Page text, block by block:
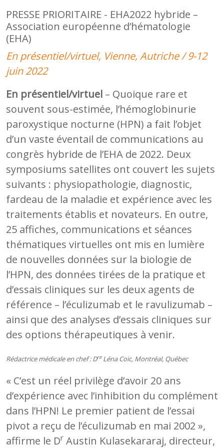
PRESSE PRIORITAIRE - EHA2022 hybride –
Association européenne d’hématologie
(EHA)
En présentiel/virtuel, Vienne, Autriche / 9-12
juin 2022
En présentiel/virtuel – Quoique rare et
souvent sous-estimée, l’hémoglobinurie
paroxystique nocturne (HPN) a fait l’objet
d’un vaste éventail de communications au
congrès hybride de l’EHA de 2022. Deux
symposiums satellites ont couvert les sujets
suivants : physiopathologie, diagnostic,
fardeau de la maladie et expérience avec les
traitements établis et novateurs. En outre,
25 affiches, communications et séances
thématiques virtuelles ont mis en lumière
de nouvelles données sur la biologie de
l’HPN, des données tirées de la pratique et
d’essais cliniques sur les deux agents de
référence – l’éculizumab et le ravulizumab –
ainsi que des analyses d’essais cliniques sur
des options thérapeutiques à venir.
Rédactrice médicale en chef : DreLéna Coïc, Montréal, Québec
« C’est un réel privilège d’avoir 20 ans
d’expérience avec l’inhibition du complément
dans l’HPN! Le premier patient de l’essai
pivot a reçu de l’éculizumab en mai 2002 »,
affirme le Dr Austin Kulasekararaj, directeur,